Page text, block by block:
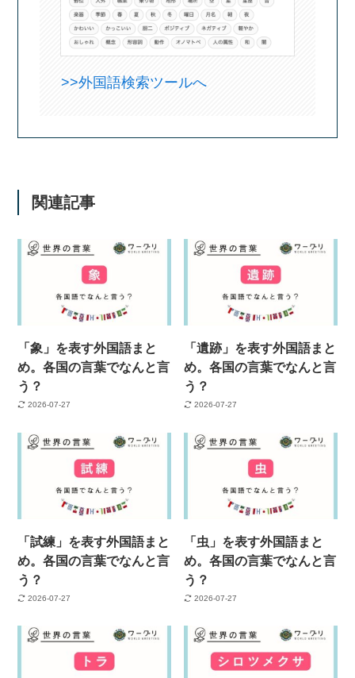
>>外国語検索ツールへ
関連記事
「象」を表す外国語まと
め。各国の言葉でなんと言
う？
2026-07-27
「遺跡」を表す外国語まと
め。各国の言葉でなんと言
う？
2026-07-27
「試練」を表す外国語まと
め。各国の言葉でなんと言
う？
2026-07-27
「虫」を表す外国語まと
め。各国の言葉でなんと言
う？
2026-07-27